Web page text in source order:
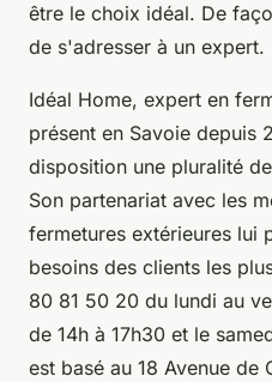
être le choix idéal. De
de s'adresser à un expert.
Idéal Home, expert en
présent en Savoie depuis
disposition une pluralité
Son partenariat avec les
fermetures extérieures lui
besoins des clients les
80 81 50 20 du lundi au
de 14h à 17h30 et le
est basé au 18 Avenue de